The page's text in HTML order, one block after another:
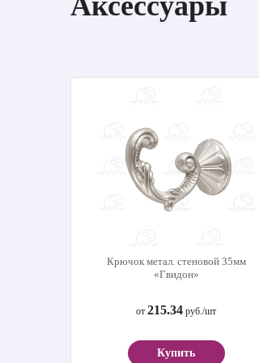
Крючок метал. стеновой 35мм
«Гвидон»
от215.34 руб./шт
Купить